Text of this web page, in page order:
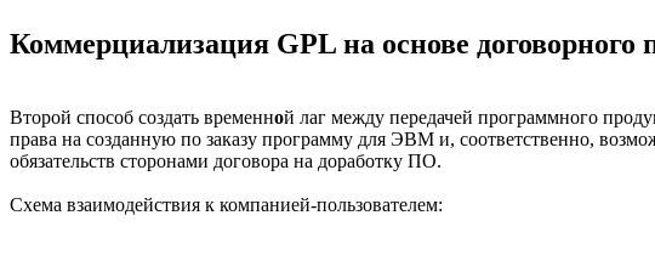
Коммерциализация GPL на основе
Второй способ создать временной лаг между передачей программного
права на созданную по заказу программу для ЭВМ и, соответственно,
обязательств сторонами договора на доработку ПО.
Схема взаимодействия к компанией-пользователем: